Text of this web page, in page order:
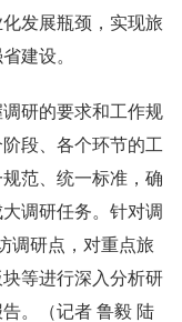
发展瓶颈，实现旅
建设。
研的要求和工作规
段、各个环节的工
范、统一标准，确
调研任务。针对调
调研点，对重点旅
等进行深入分析研
。（记者 鲁毅 陆